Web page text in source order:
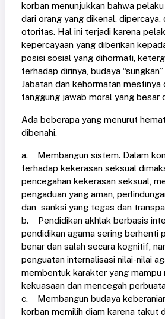
korban menunjukkan bahwa
dari orang yang dikenal, dipercaya,
otoritas. Hal ini terjadi karena
kepercayaan yang diberikan
posisi sosial yang dihormati,
terhadap dirinya, budaya
Jabatan dan kehormatan mestinya
tanggung jawab moral yang besar
Ada beberapa yang menurut
dibenahi.
a. Membangun sistem. Dalam
terhadap kekerasan seksual
pencegahan kekerasan seksual,
pengaduan yang aman,
dan sanksi yang tegas dan
b. Pendidikan akhlak berbasis
pendidikan agama sering berhenti
benar dan salah secara kognitif,
penguatan internalisasi nilai-nilai
membentuk karakter yang mampu
kekuasaan dan mencegah
c. Membangun budaya
korban memilih diam karena takut